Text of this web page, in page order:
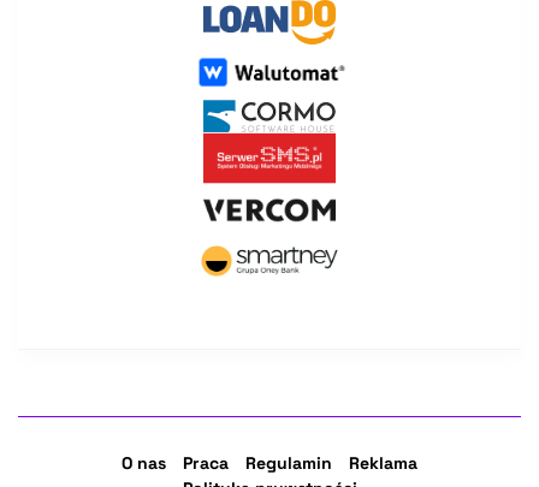
O nas Praca Regulamin
Reklama